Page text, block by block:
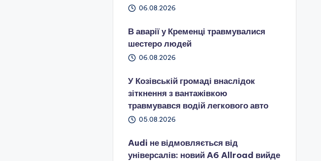
06.08.2026
В аварії у Кременці травмувалися
шестеро людей
06.08.2026
У Козівській громаді внаслідок
зіткнення з вантажівкою
травмувався водій легкового авто
05.08.2026
Audi не відмовляється від
універсалів: новий A6 Allroad вийде